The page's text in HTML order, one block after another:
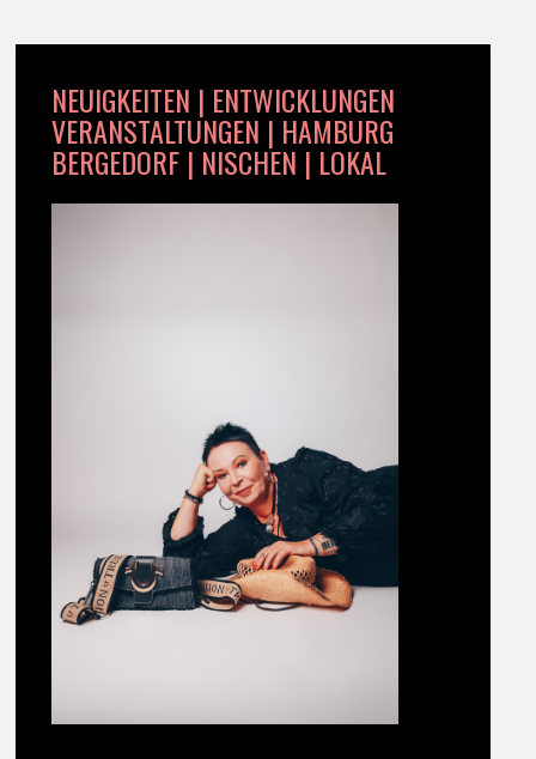
NEUIGKEITEN | ENTWICKLUNGEN
VERANSTALTUNGEN | HAMBURG
BERGEDORF | NISCHEN | LOKAL